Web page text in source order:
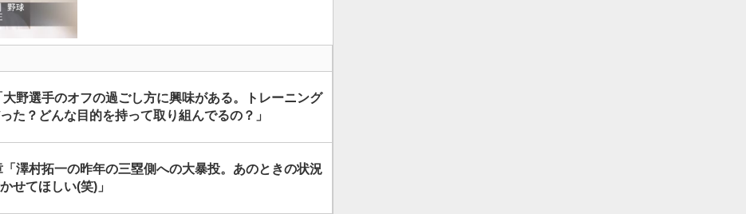
大野選手のオフの過ごし方に興味がある。トレーニング
た？どんな目的を持って取り組んでるの？」
「澤村拓一の昨年の三塁側への大暴投。あのときの状況
せてほしい(笑)」